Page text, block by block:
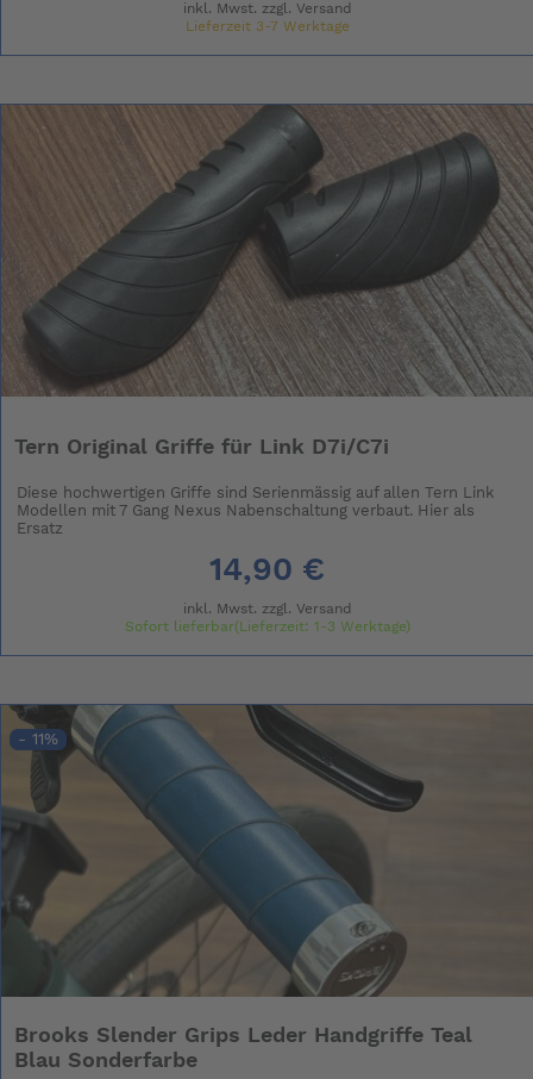
inkl. Mwst. zzgl. Versand
Lieferzeit 3-7 Werktage
Tern Original Griffe für Link D7i/C7i
Diese hochwertigen Griffe sind Serienmässig auf allen Tern Link
Modellen mit 7 Gang Nexus Nabenschaltung verbaut. Hier als
Ersatz
14,90 €
inkl. Mwst. zzgl. Versand
Sofort lieferbar(Lieferzeit: 1-3 Werktage)
- 11%
Brooks Slender Grips Leder Handgriffe Teal
Blau Sonderfarbe